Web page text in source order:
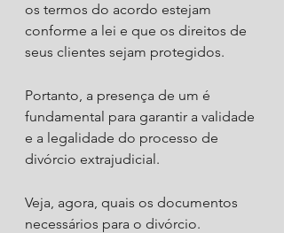
os termos do acordo estejam
conforme a lei e que os direitos de
seus clientes sejam protegidos.
Portanto, a presença de um é
fundamental para garantir a validade
e a legalidade do processo de
divórcio extrajudicial.
Veja, agora, quais os documentos
necessários para o divórcio.